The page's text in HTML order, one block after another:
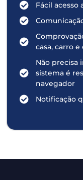
Fácil
casa, carro
Não precisa
sistema é
navegador
Notificação